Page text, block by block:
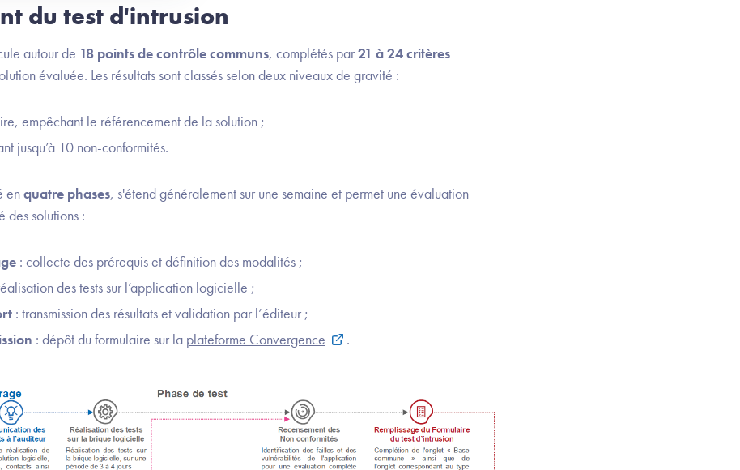
du test d'intrusion
autour de 18 points de contrôle communs, complétés par21 à 24 critères
évaluée. Les résultats sont classés selon deux niveaux de gravité :
empêchant le référencement de la solution ;
jusqu’à 10 non-conformités.
enquatre phases, s'étend généralement sur une semaine et permet une évaluation
des solutions :
: collecte des prérequis et définition des modalités ;
des tests sur l’application logicielle ;
: transmission des résultats et validation par l’éditeur ;
: dépôt du formulaire sur la plateforme Convergence .